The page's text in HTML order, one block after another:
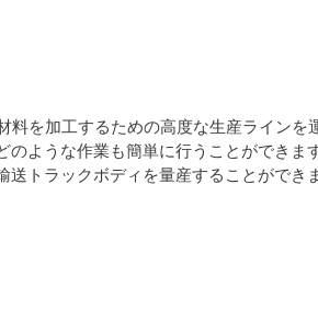
料を加工するための高度な生産ラインを
のような作業も簡単に行うことができま
送トラックボディを量産することができ